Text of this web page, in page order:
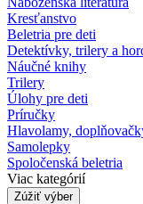
Kresťanstvo
Beletria pre deti
Detektívky, trilery a
Náučné knihy
Trilery
Úlohy pre deti
Príručky
Hlavolamy,
Samolepky
Spoločenská beletria
Viac kategórií
Zúžiť výber